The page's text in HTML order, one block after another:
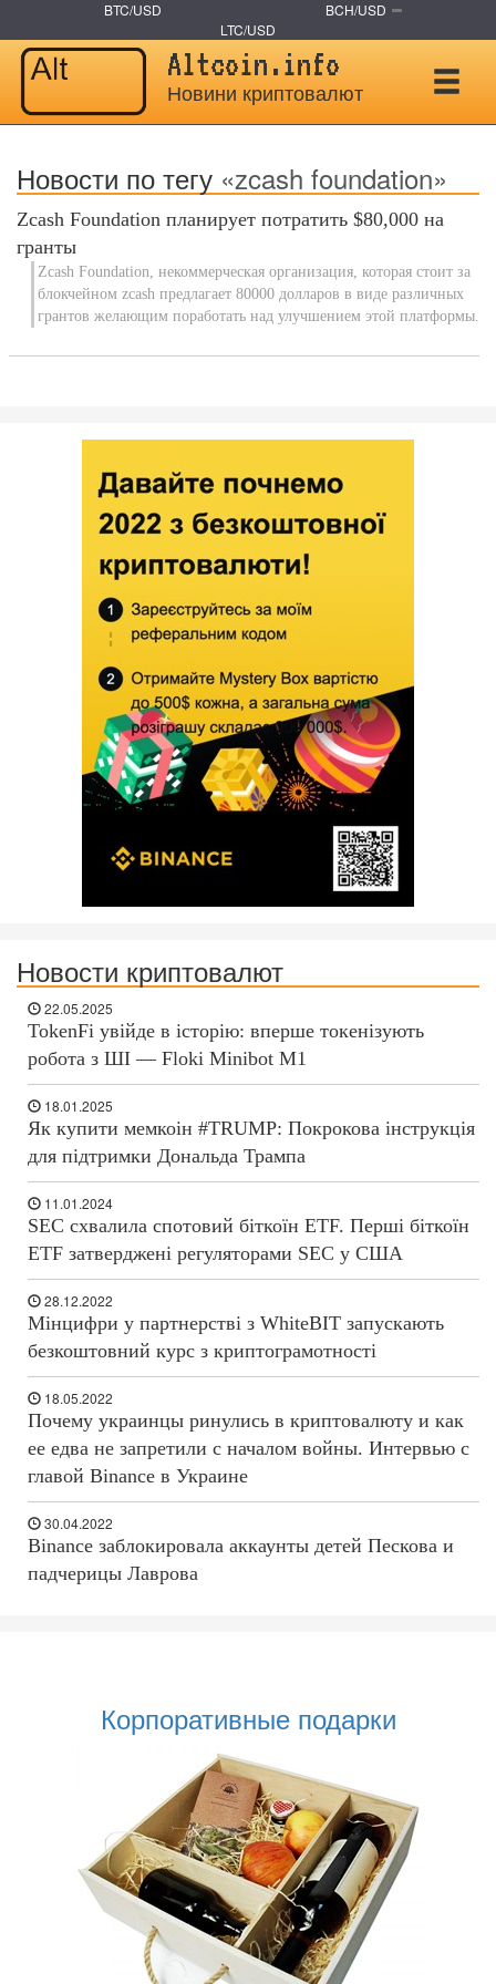
BTC/USD
BCH/USD
LTC/USD
Altcoin.info
Новини криптовалют
Новости по тегу «zcash foundation»
Zcash Foundation планирует потратить $80,000 на
гранты
Zcash Foundation, некоммерческая организация, которая стоит за
блокчейном zcash предлагает 80000 долларов в виде различных
грантов желающим поработать над улучшением этой платформы.
Новости криптовалют
22.05.2025
TokenFi увійде в історію: вперше токенізують
робота з ШІ — Floki Minibot M1
18.01.2025
Як купити мемкоін #TRUMP: Покрокова інструкція
для підтримки Дональда Трампа
11.01.2024
SEC схвалила спотовий біткоїн ETF. Перші біткоїн
ETF затверджені регуляторами SEC у США
28.12.2022
Мінцифри у партнерстві з WhiteBIT запускають
безкоштовний курс з криптограмотності
18.05.2022
Почему украинцы ринулись в криптовалюту и как
ее едва не запретили с началом войны. Интервью с
главой Binance в Украине
30.04.2022
Binance заблокировала аккаунты детей Пескова и
падчерицы Лаврова
Корпоративные подарки